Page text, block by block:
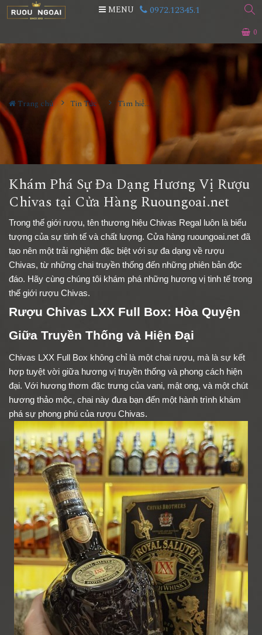
0
MENU 0972.12345.1
Trang chủ Tin Tức Tìm hiểu về rượu
Khám Phá Sự Đa Dạng Hương Vị Rượu
Chivas tại Cửa Hàng Ruoungoai.net
Trong thế giới rượu, tên thương hiệu Chivas Regal luôn là biểu
tượng của sự tinh tế và chất lượng. Cửa hàng ruoungoai.net đã
tạo nên một trải nghiệm đặc biệt với sự đa dạng về rượu
Chivas, từ những chai truyền thống đến những phiên bản độc
đáo. Hãy cùng chúng tôi khám phá những hương vị tinh tế trong
thế giới rượu Chivas.
Rượu Chivas LXX Full Box: Hòa Quyện
Giữa Truyền Thống và Hiện Đại
Chivas LXX Full Box không chỉ là một chai rượu, mà là sự kết
hợp tuyệt vời giữa hương vị truyền thống và phong cách hiện
đại. Với hương thơm đặc trưng của vani, mật ong, và một chút
hương thảo mộc, chai này đưa bạn đến một hành trình khám
phá sự phong phú của rượu Chivas.